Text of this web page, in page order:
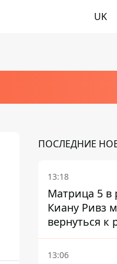
UK
ПОСЛЕДНИЕ
13:18
Матрица 5 в
Киану Ривз
вернуться к
пятой части
13:06